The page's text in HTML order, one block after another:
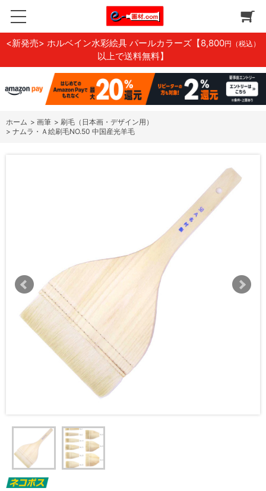
<新発売> ホルベイン水彩絵具 パールカラーズ 【8,800円（税込）
以上で送料無料】
ホーム > 画筆 > 刷毛（日本画・デザイン用）
> ナムラ・Ａ絵刷毛NO.50 中国産光羊毛